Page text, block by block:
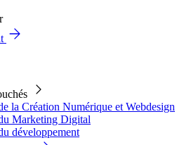
la Création Numérique et Webdesign
Marketing Digital
développement